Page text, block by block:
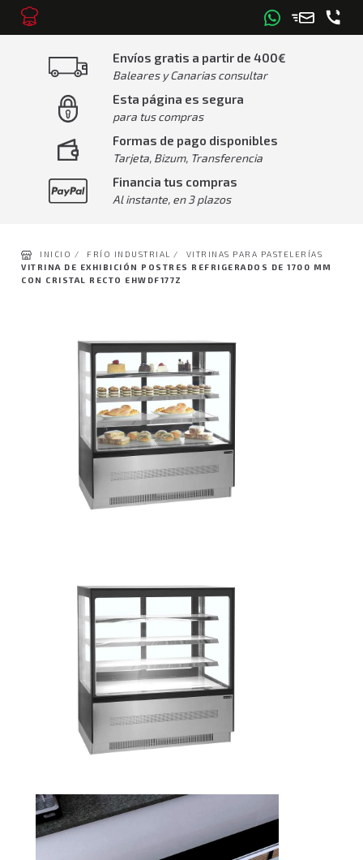
Envíos gratis a partir de 400€
Baleares y Canarias consultar
Esta página es segura
para tus compras
Formas de pago disponibles
Tarjeta, Bizum, Transferencia
Financia tus compras
Al instante, en 3 plazos
INICIO / FRÍO INDUSTRIAL /
VITRINAS PARA PASTELERÍAS
VITRINA DE EXHIBICIÓN POSTRES REFRIGERADOS DE 1700 MM
CON CRISTAL RECTO EHWDF177Z